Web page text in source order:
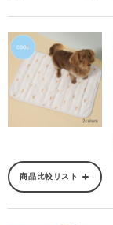
商品比較リスト